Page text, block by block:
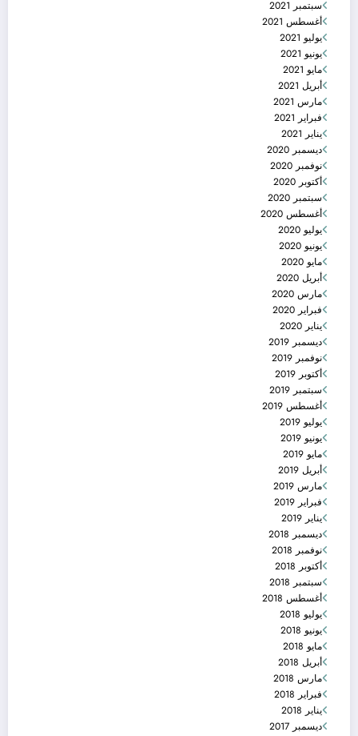
سبتمبر 2021
أغسطس 2021
يوليو 2021
يونيو 2021
مايو 2021
أبريل 2021
مارس 2021
فبراير 2021
يناير 2021
ديسمبر 2020
نوفمبر 2020
أكتوبر 2020
سبتمبر 2020
أغسطس 2020
يوليو 2020
يونيو 2020
مايو 2020
أبريل 2020
مارس 2020
فبراير 2020
يناير 2020
ديسمبر 2019
نوفمبر 2019
أكتوبر 2019
سبتمبر 2019
أغسطس 2019
يوليو 2019
يونيو 2019
مايو 2019
أبريل 2019
مارس 2019
فبراير 2019
يناير 2019
ديسمبر 2018
نوفمبر 2018
أكتوبر 2018
سبتمبر 2018
أغسطس 2018
يوليو 2018
يونيو 2018
مايو 2018
أبريل 2018
مارس 2018
فبراير 2018
يناير 2018
ديسمبر 2017